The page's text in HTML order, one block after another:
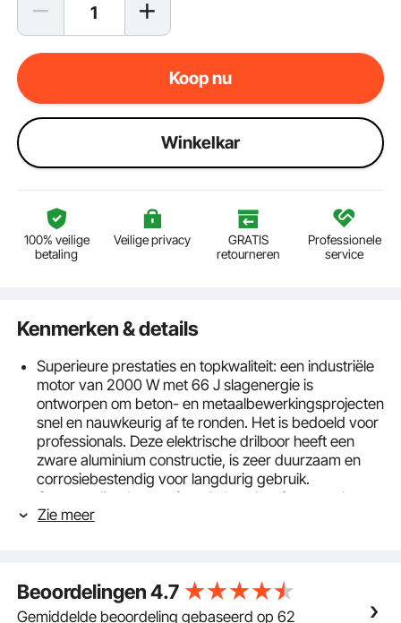
Koop nu
Winkelkar
100% veilige
betaling
Veilige privacy
GRATIS
retourneren
Professionele
service
Kenmerken & details
Superieure prestaties en topkwaliteit: een industriële
motor van 2000 W met 66 J slagenergie is
ontworpen om beton- en metaalbewerkingsprojecten
snel en nauwkeurig af te ronden. Het is bedoeld voor
professionals. Deze elektrische drilboor heeft een
zware aluminium constructie, is zeer duurzaam en
corrosiebestendig voor langdurig gebruik.
Geruststellende ervaring: de boorkop is gemaakt van
een zeer sterke legering en is bestand tegen de
vervangen, deze valt er na het vastklemmen nooit
per ongeluk af. Het handvat is gemaakt van plastic
Zie meer
Beoordelingen4.7
Gemiddelde beoordeling gebaseerd op 62